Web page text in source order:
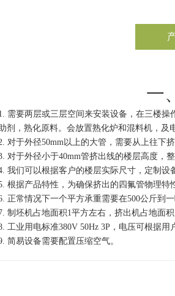
一、
需要两层或三层空间来安装设备，在三楼
剂，熟化原料。会放置熟化炉和混料机，及
对于外径50mm以上的大管，需要从上往下
对于外径小于40mm管挤出线的楼层高度，整
我们可以根据客户的楼层实际尺寸，定制设
根据产品特性，为确保挤出的四氟管物理特
正常情况下一个平方承重需要在500公斤到
制坯机占地面积1平方左右，挤出机占地面积
工业用电标准380V 50Hz 3P，电压可根据用
简易设备需要配置压缩空气。